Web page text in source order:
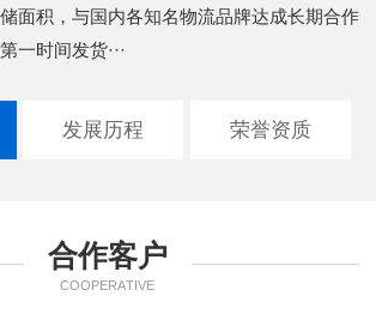
面积，与国内各知名物流品牌达成长期合作
一时间发货···
发展历程 荣誉资质
合作客户
COOPERATIVE